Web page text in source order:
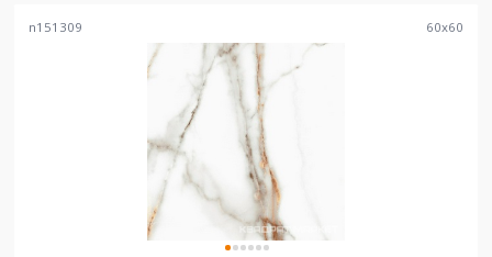
n151309 60x60